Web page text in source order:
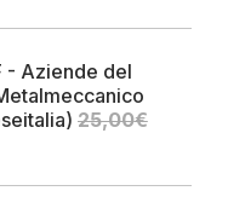
- Aziende del
25,00€